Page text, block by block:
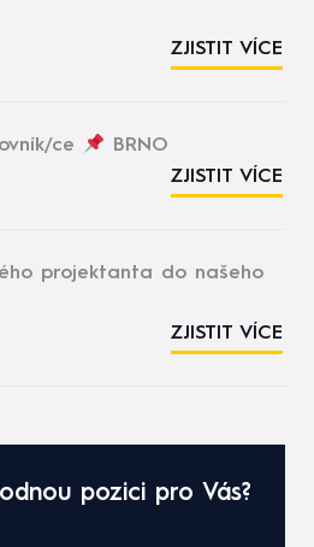
ZJISTIT VÍCE
ce
BRNO
ZJISTIT VÍCE
projektanta do našeho
ZJISTIT VÍCE
pozici pro Vás?